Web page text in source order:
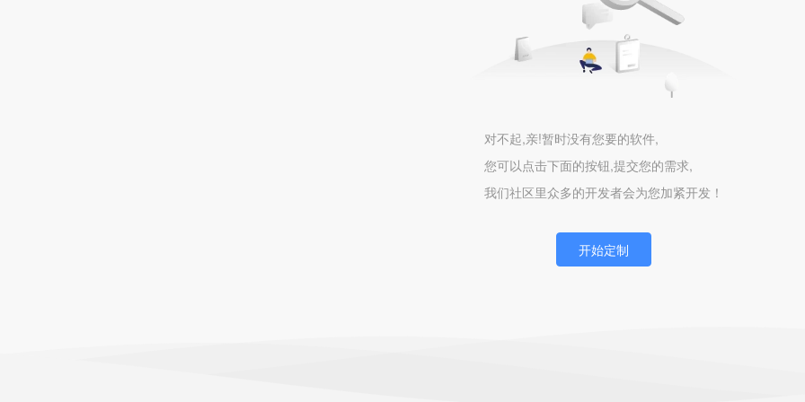
对不起,亲!暂时没有您要的软件,
您可以点击下面的按钮,提交您的需求,
我们社区里众多的开发者会为您加紧开发！
开始定制